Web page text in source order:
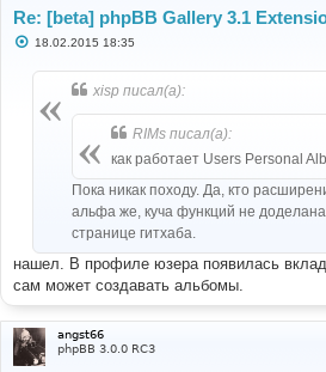
Re: [beta] phpBB Gallery 3.1
С18.02.2015 18:35
xisp писал(а):
RIMs писал(а):
как работает Users Personal
Пока никак походу. Да, кто
альфа же, куча функций не
странице гитхаба.
нашел. В профиле юзера появилась
сам может создавать альбомы.
angst66
phpBB 3.0.0 RC3